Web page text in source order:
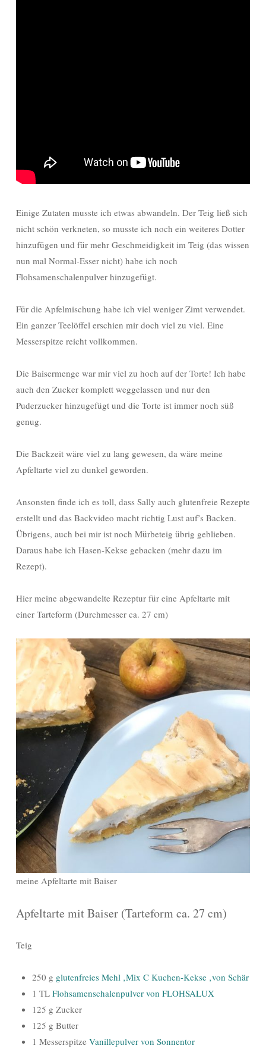
Einige Zutaten musste ich etwas abwandeln. Der Teig ließ sich
nicht schön verkneten, so musste ich noch ein weiteres Dotter
hinzufügen und für mehr Geschmeidigkeit im Teig (das wissen
nun mal Normal-Esser nicht) habe ich noch
Flohsamenschalenpulver hinzugefügt.
Für die Apfelmischung habe ich viel weniger Zimt verwendet.
Ein ganzer Teelöffel erschien mir doch viel zu viel. Eine
Messerspitze reicht vollkommen.
Die Baisermenge war mir viel zu hoch auf der Torte! Ich habe
auch den Zucker komplett weggelassen und nur den
Puderzucker hinzugefügt und die Torte ist immer noch süß
genug.
Die Backzeit wäre viel zu lang gewesen, da wäre meine
Apfeltarte viel zu dunkel geworden.
Ansonsten finde ich es toll, dass Sally auch glutenfreie Rezepte
erstellt und das Backvideo macht richtig Lust auf’s Backen.
Übrigens, auch bei mir ist noch Mürbeteig übrig geblieben.
Daraus habe ich Hasen-Kekse gebacken (mehr dazu im
Rezept).
Hier meine abgewandelte Rezeptur für eine Apfeltarte mit
einer Tarteform (Durchmesser ca. 27 cm)
meine Apfeltarte mit Baiser
Apfeltarte mit Baiser (Tarteform ca. 27 cm)
Teig
250 g glutenfreies Mehl ‚Mix C Kuchen-Kekse ‚von Schär
1 TL Flohsamenschalenpulver von FLOHSALUX
125 g Zucker
125 g Butter
1 Messerspitze Vanillepulver von Sonnentor